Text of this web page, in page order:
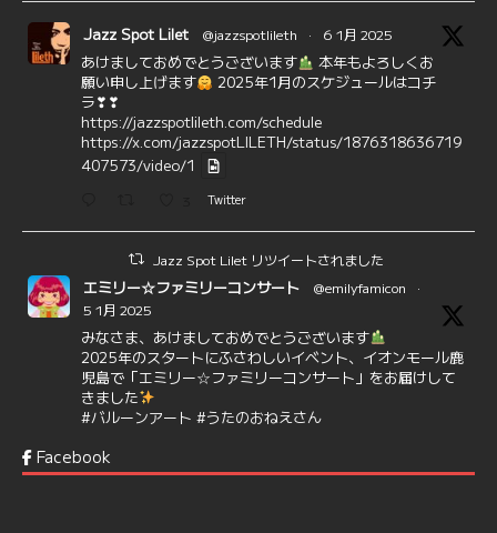
Jazz Spot Lilet @jazzspotlileth · 6 1月 2025
あけましておめでとうございます
本年もよろしくお
願い申し上げます
2025年1月のスケジュールはコチ
ラ❣❣
https://jazzspotlileth.com/schedule
https://x.com/jazzspotLILETH/status/1876318636719
407573/video/1
Twitter
Jazz Spot Lilet リツイートされました
エミリー☆ファミリーコンサート @emilyfamicon
·
5 1月 2025
みなさま、あけましておめでとうございます
2025年のスタートにふさわしいイベント、イオンモール鹿
児島で「エミリー☆ファミリーコンサート」をお届けして
きました
#バルーンアート #うたのおねえさん
6 7 Twitter
Facebook